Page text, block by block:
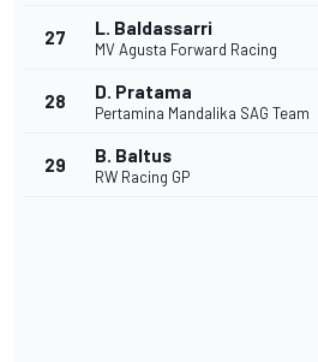
27 L. Baldassarri
MV Agusta Forward Racing
28 D. Pratama
Pertamina Mandalika SAG Team
29 B. Baltus
RW Racing GP